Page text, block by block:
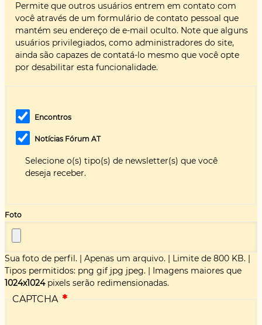
Permite que outros usuários entrem em contato com
você através de um formulário de contato pessoal que
mantém seu endereço de e-mail oculto. Note que alguns
usuários privilegiados, como administradores do site,
ainda são capazes de contatá-lo mesmo que você opte
por desabilitar esta funcionalidade.
Encontros
Notícias Fórum AT
Selecione o(s) tipo(s) de newsletter(s) que você
deseja receber.
Foto
Sua foto de perfil. | Apenas um arquivo. | Limite de 800 KB. |
Tipos permitidos: png gif jpg jpeg. | Imagens maiores que
1024x1024pixels serão redimensionadas.
CAPTCHA